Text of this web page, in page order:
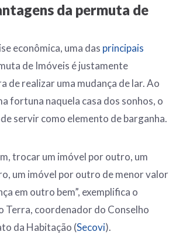
da permuta de
econômica, uma das principais
de Imóveis é justamente
de realizar uma mudança de lar. Ao
fortuna naquela casa dos sonhos, o
servir como elemento de barganha.
trocar um imóvel por outro, um
um imóvel por outro de menor valor
em outro bem”, exemplifica o
Terra, coordenador do Conselho
da Habitação (Secovi).